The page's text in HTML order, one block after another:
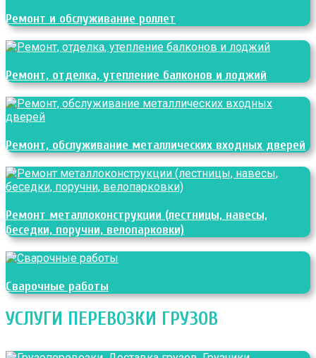
Ремонт и обслуживание роллет
Ремонт, отделка, утепление балконов и лоджий
Ремонт, обслуживание металлических входных дверей
Ремонт металлоконструкции (лестницы, навесы,
беседки, поручни, велопарковки)
Сварочные работы
УСЛУГИ ПЕРЕВОЗКИ ГРУЗОВ